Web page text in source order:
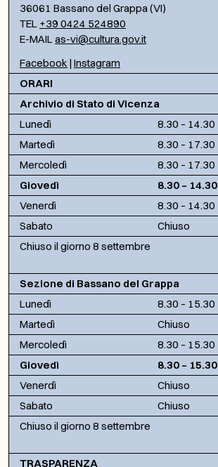
36061 Bassano del Grappa (VI)
TEL +39 0424 524890
E-MAILas-vi@cultura.gov.it
Facebook | Instagram
ORARI
Archivio di Stato di Vicenza
Lunedì
8.30 – 14.30
Martedì
8.30 – 17.30
Mercoledì
8.30 – 17.30
Giovedì
8.30 – 14.30
Venerdì
8.30 – 14.30
Sabato
Chiuso
Chiuso il giorno 8 settembre
Sezione di Bassano del Grappa
Lunedì
8.30 – 15.30
Martedì
Chiuso
Mercoledì
8.30 – 15.30
Giovedì
8.30 – 15.30
Venerdì
Chiuso
Sabato
Chiuso
Chiuso il giorno 8 settembre
TRASPARENZA